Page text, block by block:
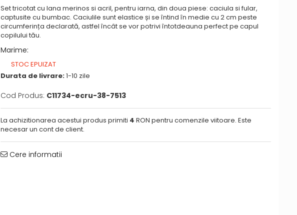
Set tricotat cu lana merinos si acril, pentru iarna, din doua piese: caciula si fular,
captusite cu bumbac. Caciulile sunt elastice și se întind în medie cu 2 cm peste
circumferința declarată, astfel încât se vor potrivi întotdeauna perfect pe capul
copilului tău.
Marime:
STOC EPUIZAT
Durata de livrare:1-10 zile
Cod Produs: C11734-ecru-38-7513
La achizitionarea acestui produs primiti 4 RON pentru comenzile viitoare. Este
necesar un cont de client.
Cere informatii